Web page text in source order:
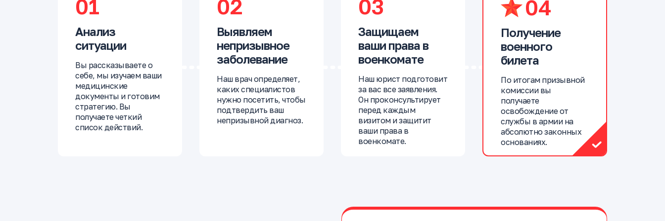
01
Анализ
ситуации
Вы рассказываете о
себе, мы изучаем ваши
медицинские
документы и готовим
стратегию. Вы
получаете четкий
список действий.
02
Выявляем
непризывное
заболевание
Наш врач определяет,
каких специалистов
нужно посетить, чтобы
подтвердить ваш
непризывной диагноз.
03
Защищаем
ваши права в
военкомате
Наш юрист подготовит
за вас все заявления.
Он проконсультирует
перед каждым
визитом и защитит
ваши права в
военкомате.
04
Получение
военного
билета
По итогам призывной
комиссии вы
получаете
освобождение от
службы в армии на
абсолютно законных
основаниях.